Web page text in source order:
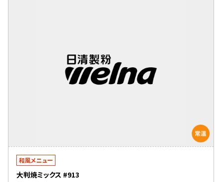
和風メニュー
大判焼ミックス #913